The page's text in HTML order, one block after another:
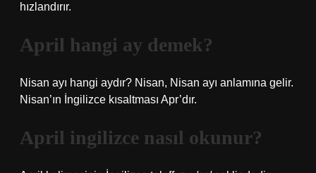
hızlandırır.
April hangi ay demek?
Nisan ayı hangi aydır? Nisan, Nisan ayı anlamına gelir.
Nisan’ın İngilizce kısaltması Apr’dır.
April ingilizce nasıl okunur?